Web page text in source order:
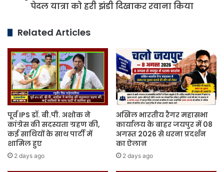
हरी
झंडी
दिखाकर
रवाना
किया
पेदल यात्रा को हरी झंडी दिखाकर रवाना किया
Related Articles
पूर्व IPS डॉ. बी.पी. अशोक ने
कांग्रेस की सदस्यता ग्रहण की,
कई साथियों के साथ पार्टी में
शामिल हुए
2 days ago
अखिल भारतीय रैगर महासभा
कार्यालय के बाहर जयपुर में 08
अगस्त 2026 से धरना प्रदर्शन
का ऐलान
2 days ago